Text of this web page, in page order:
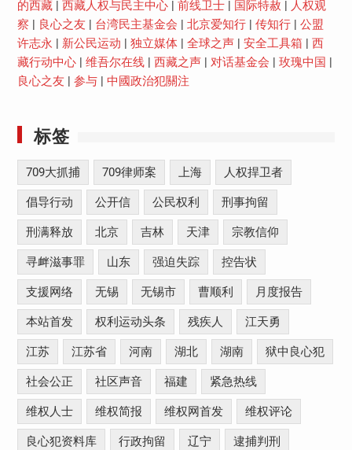
的西藏| 西藏人权与民主中心| 前线卫士| 国际特赦
人权观
察
良心之友 台湾民主基金会 北京爱知行| 传知行| 公盟
许志永
新公民运动 独立媒体| 全球之声| 安全工具箱
西
藏行动中心| 维吾尔在线| 西藏之声| 对话基金会 玫瑰中国
良心之友
参与| 中國政治犯關注
标签
709大抓捕 709律师案 上海 人权捍卫者
倡导行动 公开信 公民权利 刑事拘留
刑满释放 北京 吉林 天津 宗教信仰
寻衅滋事罪 山东 强迫失踪 控告状
支援网络 无锡 无锡市 曹顺利 月度报告
本站首发 权利运动头条 残疾人 江天勇
江苏 江苏省 河南 湖北 湖南 狱中良心犯
社会公正 社区声音 福建 紧急热线
维权人士 维权简报 维权网首发 维权评论
良心犯资料库 行政拘留 辽宁 逮捕判刑